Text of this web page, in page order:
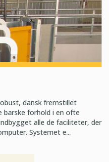
dansk fremstillet
barske forhold i en ofte
alle de faciliteter, der
Systemet e...